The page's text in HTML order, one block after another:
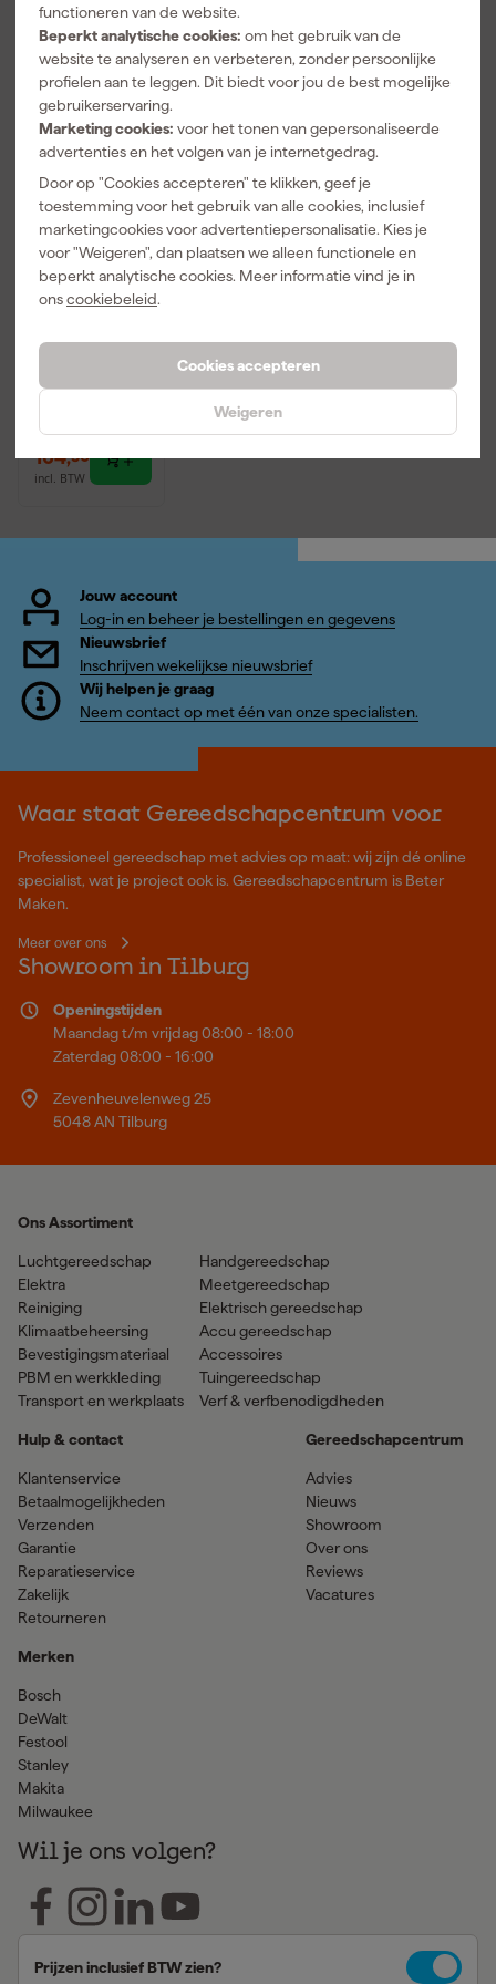
functioneren van de website.
Beperkt analytische cookies: om het gebruik van de
website te analyseren en verbeteren, zonder persoonlijke
profielen aan te leggen. Dit biedt voor jou de best mogelijke
gebruikerservaring.
Marketing cookies: voor het tonen van gepersonaliseerde
advertenties en het volgen van je internetgedrag.
Door op "Cookies accepteren" te klikken, geef je
toestemming voor het gebruik van alle cookies, inclusief
marketingcookies voor advertentiepersonalisatie. Kies je
voor "Weigeren", dan plaatsen we alleen functionele en
beperkt analytische cookies. Meer informatie vind je in
onscookiebeleid.
Cookies accepteren
Weigeren
Airpress
4650815
Luchtslanghas
wandmodel
- 1/4"
8 x 12mm -
Morgen
164,50
incl. BTW
Jouw account
Log-in en beheer je bestellingen en gegevens
Nieuwsbrief
Inschrijven wekelijkse nieuwsbrief
Wij helpen je graag
Neem contact op met één van onze specialisten.
Waar staat Gereedschapcentrum voor
Professioneel gereedschap met advies op maat: wij zijn dé online
specialist, wat je project ook is. Gereedschapcentrum is Beter
Maken.
Meer over ons
Showroom in Tilburg
Openingstijden
Maandag t/m vrijdag 08:00 - 18:00
Zaterdag 08:00 - 16:00
Zevenheuvelenweg 25
5048 AN Tilburg
Ons Assortiment
Luchtgereedschap
Elektra
Reiniging
Klimaatbeheersing
Bevestigingsmateriaal
PBM en werkkleding
Transport en werkplaats
Handgereedschap
Meetgereedschap
Elektrisch gereedschap
Accu gereedschap
Accessoires
Tuingereedschap
Verf & verfbenodigdheden
Hulp & contact
Klantenservice
Betaalmogelijkheden
Verzenden
Garantie
Reparatieservice
Zakelijk
Retourneren
Merken
Bosch
DeWalt
Festool
Stanley
Makita
Milwaukee
Gereedschapcentrum
Advies
Nieuws
Showroom
Over ons
Reviews
Vacatures
Wil je ons volgen?
Prijzen inclusief BTW zien?